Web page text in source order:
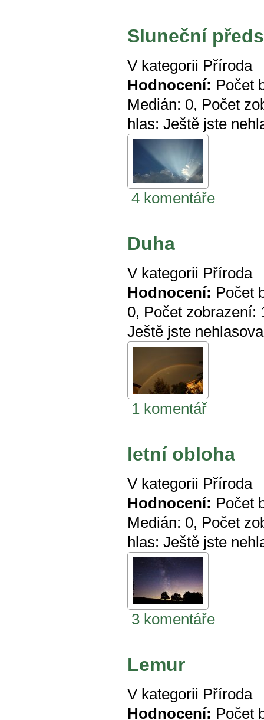
Sluneční
V kategorii Příroda
Hodnocení: Počet
Medián: 0, Počet
hlas: Ještě jste
4 komentáře
Duha
V kategorii Příroda
Hodnocení: Počet
0, Počet zobrazení:
Ještě jste
1 komentář
letní obloha
V kategorii Příroda
Hodnocení: Počet
Medián: 0, Počet
hlas: Ještě jste
3 komentáře
Lemur
V kategorii Příroda
Hodnocení: Počet